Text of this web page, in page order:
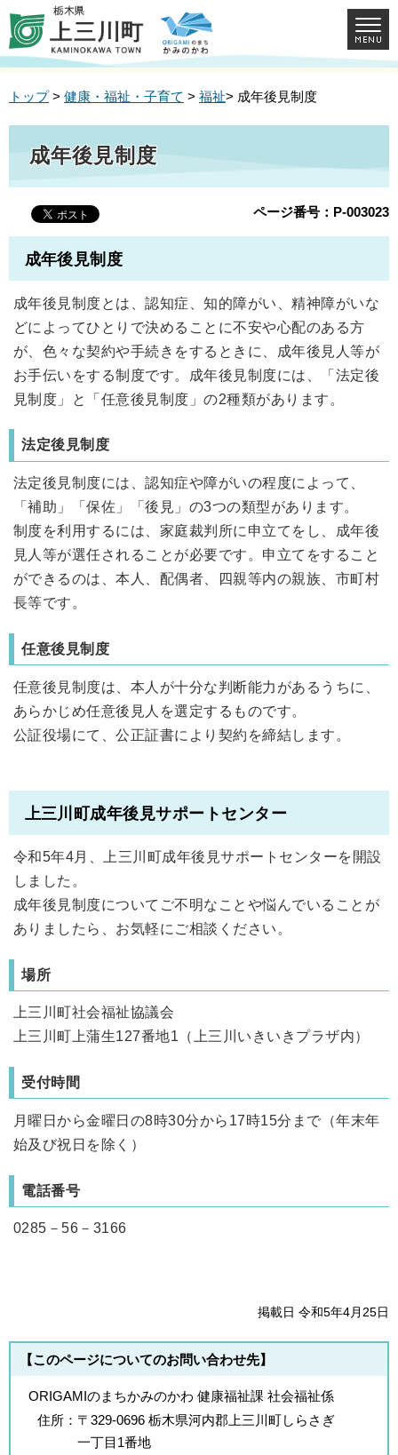
トップ> 健康・福祉・子育て > 福祉> 成年後見制度
成年後見制度
ページ番号：P-003023
成年後見制度
成年後見制度とは、認知症、知的障がい、精神障がいな
どによってひとりで決めることに不安や心配のある方
が、色々な契約や手続きをするときに、成年後見人等が
お手伝いをする制度です。成年後見制度には、「法定後
見制度」と「任意後見制度」の2種類があります。
法定後見制度
法定後見制度には、認知症や障がいの程度によって、
「補助」「保佐」「後見」の3つの類型があります。
制度を利用するには、家庭裁判所に申立てをし、成年後
見人等が選任されることが必要です。申立てをすること
ができるのは、本人、配偶者、四親等内の親族、市町村
長等です。
任意後見制度
任意後見制度は、本人が十分な判断能力があるうちに、
あらかじめ任意後見人を選定するものです。
公証役場にて、公正証書により契約を締結します。
上三川町成年後見サポートセンター
令和5年4月、上三川町成年後見サポートセンターを開設
しました。
成年後見制度についてご不明なことや悩んでいることが
ありましたら、お気軽にご相談ください。
場所
上三川町社会福祉協議会
上三川町上蒲生127番地1（上三川いきいきプラザ内）
受付時間
月曜日から金曜日の8時30分から17時15分まで（年末年
始及び祝日を除く）
電話番号
0285－56－3166
掲載日 令和5年4月25日
【このページについてのお問い合わせ先】
ORIGAMIのまちかみのかわ 健康福祉課 社会福祉係
住所： 〒329-0696 栃木県河内郡上三川町しらさぎ
一丁目1番地